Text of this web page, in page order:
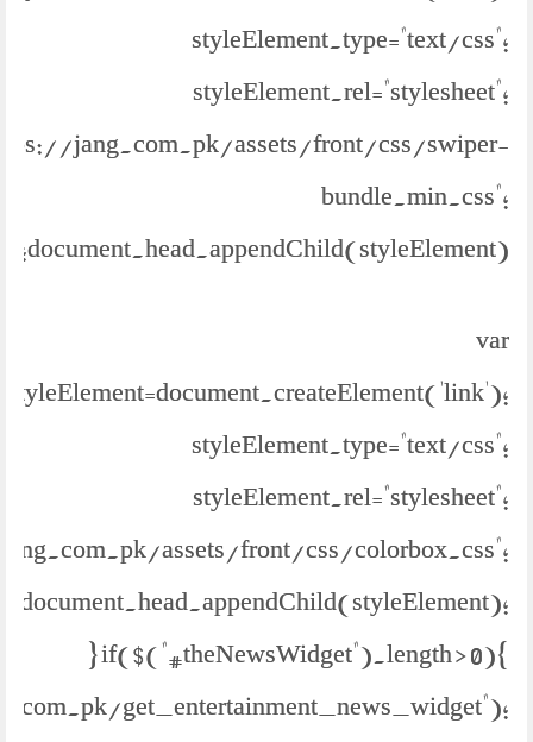
styleElement.type="text/css";
styleElement.rel="stylesheet";
jang.com.pk/assets/front/css/swiper-
bundle.min.css";
document.head.appendChild(styleElement);
var
styleElement=document.createElement('link');
styleElement.type="text/css";
styleElement.rel="stylesheet";
assets/front/css/colorbox.css";
document.head.appendChild(styleElement);
} if($("#theNewsWidget").length > 0){
get_entertainment_news_widget");